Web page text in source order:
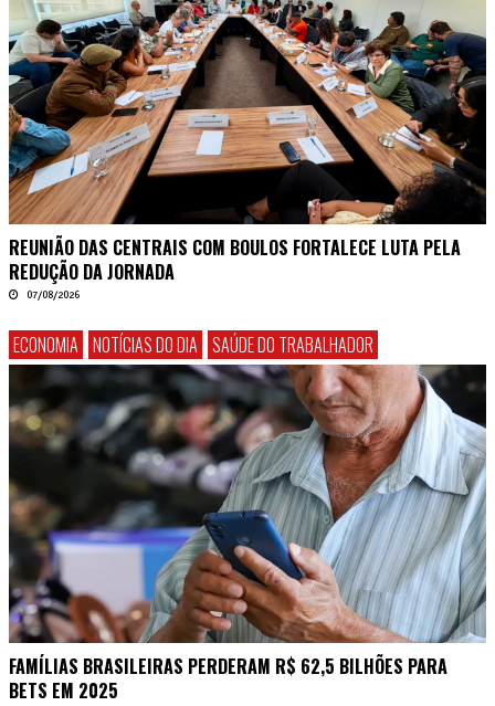
REUNIÃO DAS CENTRAIS COM BOULOS FORTALECE LUTA PELA
REDUÇÃO DA JORNADA
07/08/2026
ECONOMIA NOTÍCIAS DO DIA SAÚDE DO TRABALHADOR
FAMÍLIAS BRASILEIRAS PERDERAM R$ 62,5 BILHÕES PARA
BETS EM 2025